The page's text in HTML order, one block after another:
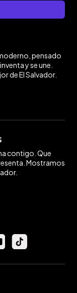
pensado
y se une.
de El Salvador.
contigo. Que
Mostramos